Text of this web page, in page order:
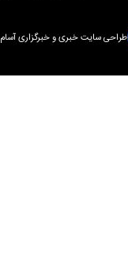
طراحی سایت خبری و خبرگزاری آسام